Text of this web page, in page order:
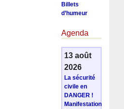
Billets
d’humeur
Agenda
13 août
2026
La sécurité
civile en
DANGER !
Manifestation